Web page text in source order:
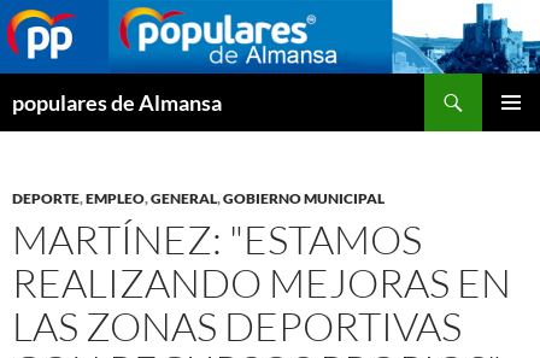
populares de Almansa
DEPORTE,EMPLEO,GENERAL,GOBIERNO MUNICIPAL
MARTÍNEZ: "ESTAMOS
REALIZANDO MEJORAS EN
LAS ZONAS DEPORTIVAS